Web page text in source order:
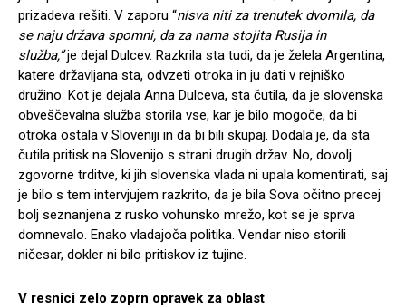
prizadeva rešiti. V zaporu “nisva niti za trenutek dvomila, da
se naju država spomni, da za nama stojita Rusija in
služba,”je dejal Dulcev. Razkrila sta tudi, da je želela Argentina,
katere državljana sta, odvzeti otroka in ju dati v rejniško
družino. Kot je dejala Anna Dulceva, sta čutila, da je slovenska
obveščevalna služba storila vse, kar je bilo mogoče, da bi
otroka ostala v Sloveniji in da bi bili skupaj. Dodala je, da sta
čutila pritisk na Slovenijo s strani drugih držav. No, dovolj
zgovorne trditve, ki jih slovenska vlada ni upala komentirati, saj
je bilo s tem intervjujem razkrito, da je bila Sova očitno precej
bolj seznanjena z rusko vohunsko mrežo, kot se je sprva
domnevalo. Enako vladajoča politika. Vendar niso storili
ničesar, dokler ni bilo pritiskov iz tujine.
V resnici zelo zoprn opravek za oblast